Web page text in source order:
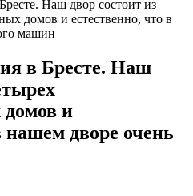
Наш двор состоит из
домов и естественно, что в
машин
в Бресте. Наш
и
нашем дворе очень